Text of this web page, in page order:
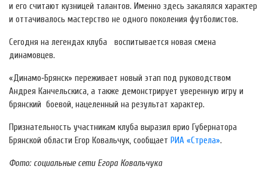
и его считают кузницей талантов. Именно здесь закалялся характер
и оттачивалось мастерство не одного поколения футболистов.
Сегодня на легендах клуба воспитывается новая смена
динамовцев.
«Динамо‑Брянск» переживает новый этап под руководством
Андрея Канчельскиса, а также демонстрирует уверенную игру и
брянский боевой, нацеленный на результат характер.
Признательность участникам клуба выразил врио Губернатора
Брянской области Егор Ковальчук, сообщает РИА «Стрела».
Фото: социальные сети Егора Ковальчука